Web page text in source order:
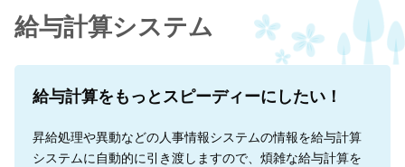
給与計算システム
給与計算をもっとスピーディーにしたい！
昇給処理や異動などの人事情報システムの情報を給与計算
システムに自動的に引き渡しますので、煩雑な給与計算を